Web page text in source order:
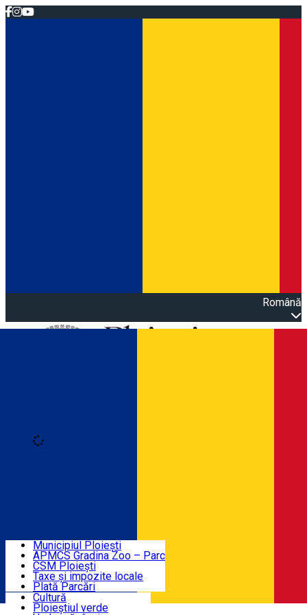
Română
Agenda evenimentelor
Știri Primărie
Turist în Ploiești
Contact
Municipiul Ploiești
APMCS Gradina Zoo – Parc
CSM Ploiești
Taxe și impozite locale
Plată Parcări
Cultură
Ploieștiul verde